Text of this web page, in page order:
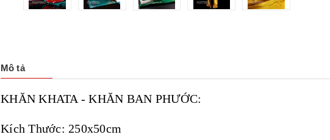
Mô tả
KHĂN KHATA - KHĂN BAN PHƯỚC:
Kích Thước: 250x50cm